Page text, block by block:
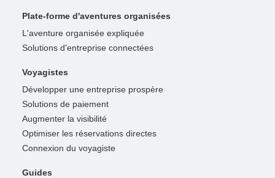
Plate-forme d'aventures organisées
L'aventure organisée expliquée
Solutions d'entreprise connectées
Voyagistes
Développer une entreprise prospère
Solutions de paiement
Augmenter la visibilité
Optimiser les réservations directes
Connexion du voyagiste
Guides